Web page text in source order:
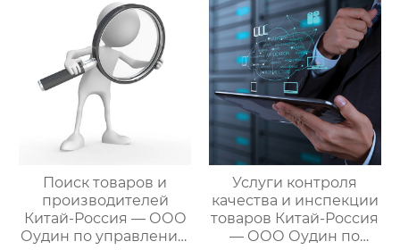
цикла
посреднических
закупок Китай-Россия
международными
цепями поставок
Поиск товаров и
производителей
Китай-Россия — ООО
Оудин по управлению
Услуги контроля
качества и инспекции
товаров Китай-Россия
— ООО Оудин по